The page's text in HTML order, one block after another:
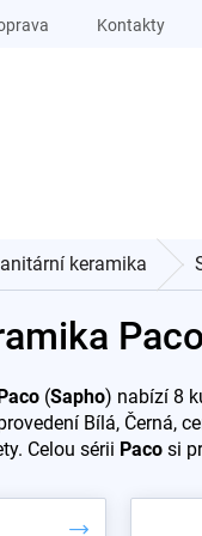
Kontakty
keramika
Paco
(Sapho) nabízí 8
Bílá, Černá,
Celou sérii Paco si